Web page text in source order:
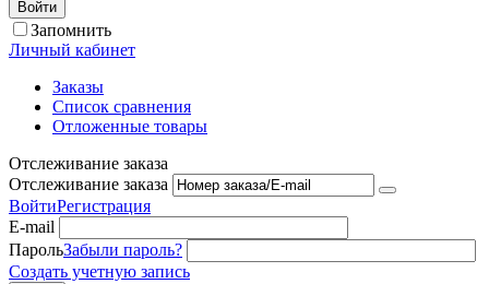
Войти
Запомнить
Личный кабинет
Заказы
Список сравнения
Отложенные товары
Отслеживание заказа
Отслеживание заказа
ВойтиРегистрация
E-mail
ПарольЗабыли пароль?
Создать учетную запись